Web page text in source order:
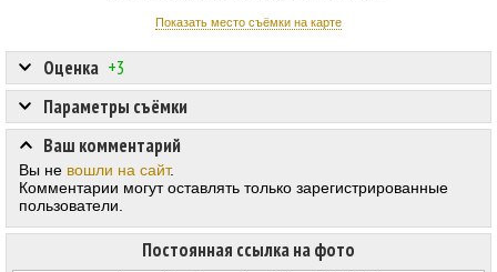
Показать место съёмки на карте
Оценка +3
Постоянная ссылка на фото
Параметры съёмки
Ваш комментарий
Вы не вошли на сайт.
Комментарии могут оставлять только зарегистрированные
пользователи.